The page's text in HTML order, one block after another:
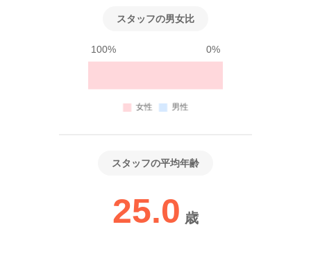
スタッフの男女比
100% 0%
スタッフの平均年齢
25.0 歳